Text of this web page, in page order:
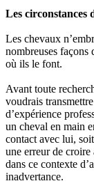
Les circonstances
Les chevaux
nombreuses façons
où ils le font.
Avant toute
voudrais
d’expérience
un cheval en main
contact avec lui,
une erreur de croire
dans ce contexte
inadvertance.